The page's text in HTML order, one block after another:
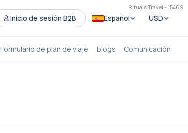
Rituals Travel - 15469
Inicio de sesión B2B Español USD
Formulario de plan de viaje blogs Comunicación